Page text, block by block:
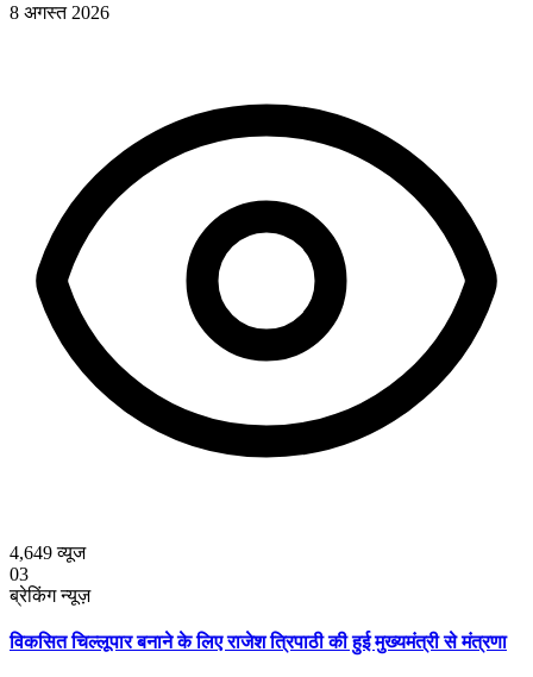
8 अगस्त 2026
4,649व्यूज
03
ब्रेकिंग न्यूज़
विकसित चिल्लूपार बनाने के लिए राजेश त्रिपाठी की हुई मुख्यमंत्री से मंत्रणा